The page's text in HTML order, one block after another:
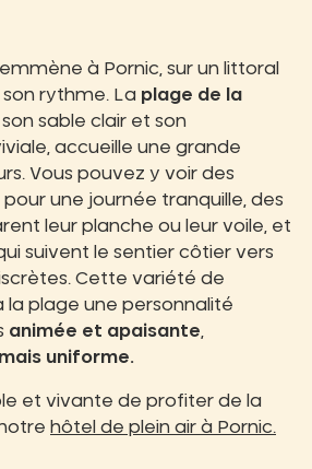
à Pornic, sur un littoral
rythme. La plage de la
son sable clair et son
accueille une grande
Vous pouvez y voir des
pour une journée tranquille, des
leur planche ou leur voile, et
suivent le sentier côtier vers
Cette variété de
la plage une personnalité
animée et apaisante
uniforme.
et vivante de profiter de la
hôtel de plein air à Pornic.